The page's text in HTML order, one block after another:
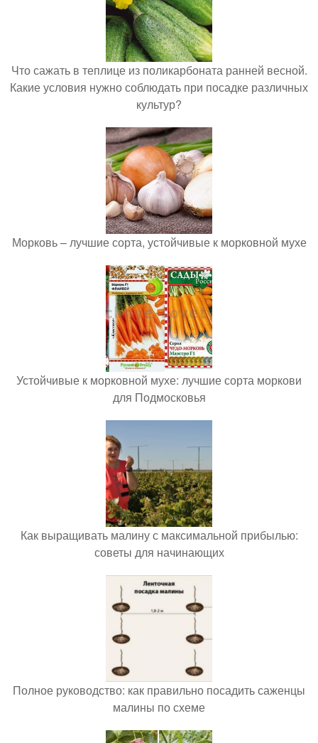
Что сажать в теплице из поликарбоната ранней весной.
Какие условия нужно соблюдать при посадке различных
культур?
Морковь – лучшие сорта, устойчивые к морковной мухе
Устойчивые к морковной мухе: лучшие сорта моркови
для Подмосковья
Как выращивать малину с максимальной прибылью:
советы для начинающих
Полное руководство: как правильно посадить саженцы
малины по схеме